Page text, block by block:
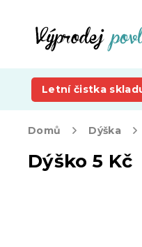
Letní čistka
Domů Dýška
Dýško 5 Kč